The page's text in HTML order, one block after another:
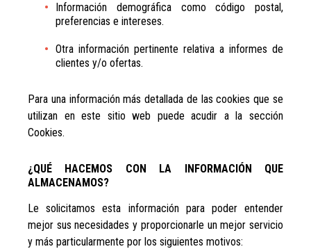
Información demográfica como código postal,
preferencias e intereses.
Otra información pertinente relativa a informes de
clientes y/o ofertas.
Para una información más detallada de las cookies que se
utilizan en este sitio web puede acudir a la sección
Cookies.
¿QUÉ HACEMOS CON LA INFORMACIÓN QUE
ALMACENAMOS?
Le solicitamos esta información para poder entender
mejor sus necesidades y proporcionarle un mejor servicio
y más particularmente por los siguientes motivos: